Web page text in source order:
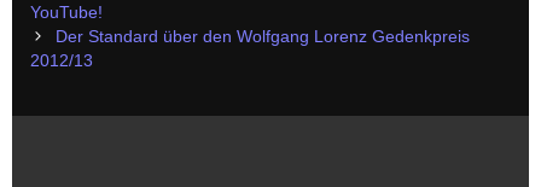
navigation
YouTube!
Der Standard über den Wolfgang Lorenz Gedenkpreis
2012/13